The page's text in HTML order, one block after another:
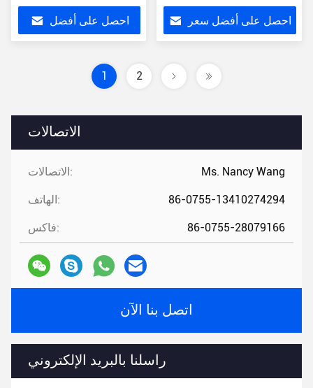
الاتصالات
الاتصالات: Ms. Nancy Wang
الهاتف: 86-0755-13410274294
فاكس: 86-0755-28079166
اتصل بنا الآن
راسلنا بالبريد الإلكتروني
القصيرة 85٪ الكفاءة
الولايات المتحدة / الاتحاد
الأوروبي / المملكة المتحدة
احصل على أفضل احصل على أفضل سعر
1 2